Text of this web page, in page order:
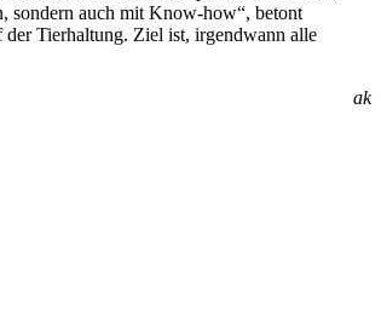
sondern auch mit Know-how“, betont
Tierhaltung. Ziel ist, irgendwann alle
ak